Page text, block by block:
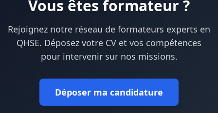
Vous êtes formateur ?
Rejoignez notre réseau de formateurs experts en
QHSE. Déposez votre CV et vos compétences
pour intervenir sur nos missions.
Déposer ma candidature